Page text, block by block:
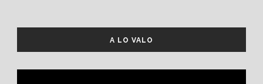
A LO VALO